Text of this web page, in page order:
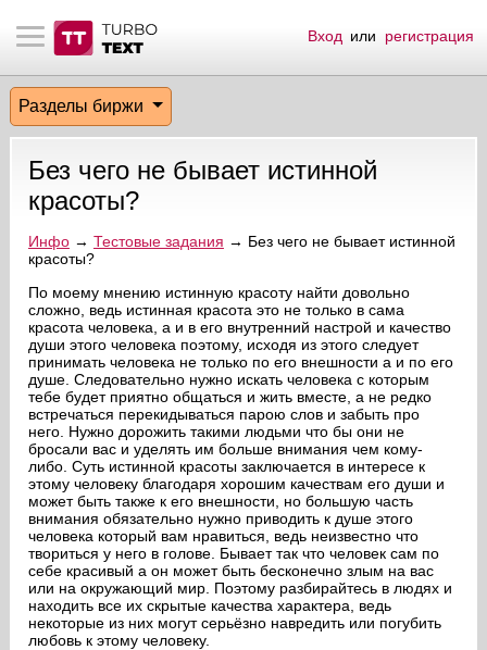
материалы
биржи
эфир
на сайте
пользователей
сообщения
по форуму
Вход или регистрация
Разделы биржи
Без чего не бывает истинной
красоты?
Инфо→ Тестовые задания → Без чего не бывает истинной
красоты?
По моему мнению истинную красоту найти довольно
сложно, ведь истинная красота это не только в сама
красота человека, а и в его внутренний настрой и качество
души этого человека поэтому, исходя из этого следует
принимать человека не только по его внешности а и по его
душе. Следовательно нужно искать человека с которым
тебе будет приятно общаться и жить вместе, а не редко
встречаться перекидываться парою слов и забыть про
него. Нужно дорожить такими людьми что бы они не
бросали вас и уделять им больше внимания чем кому-
либо. Суть истинной красоты заключается в интересе к
этому человеку благодаря хорошим качествам его души и
может быть также к его внешности, но большую часть
внимания обязательно нужно приводить к душе этого
человека который вам нравиться, ведь неизвестно что
твориться у него в голове. Бывает так что человек сам по
себе красивый а он может быть бесконечно злым на вас
или на окружающий мир. Поэтому разбирайтесь в людях и
находить все их скрытые качества характера, ведь
некоторые из них могут серьёзно навредить или погубить
любовь к этому человеку.